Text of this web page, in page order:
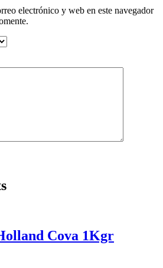
electrónico y web en este navegador
Cova 1Kgr